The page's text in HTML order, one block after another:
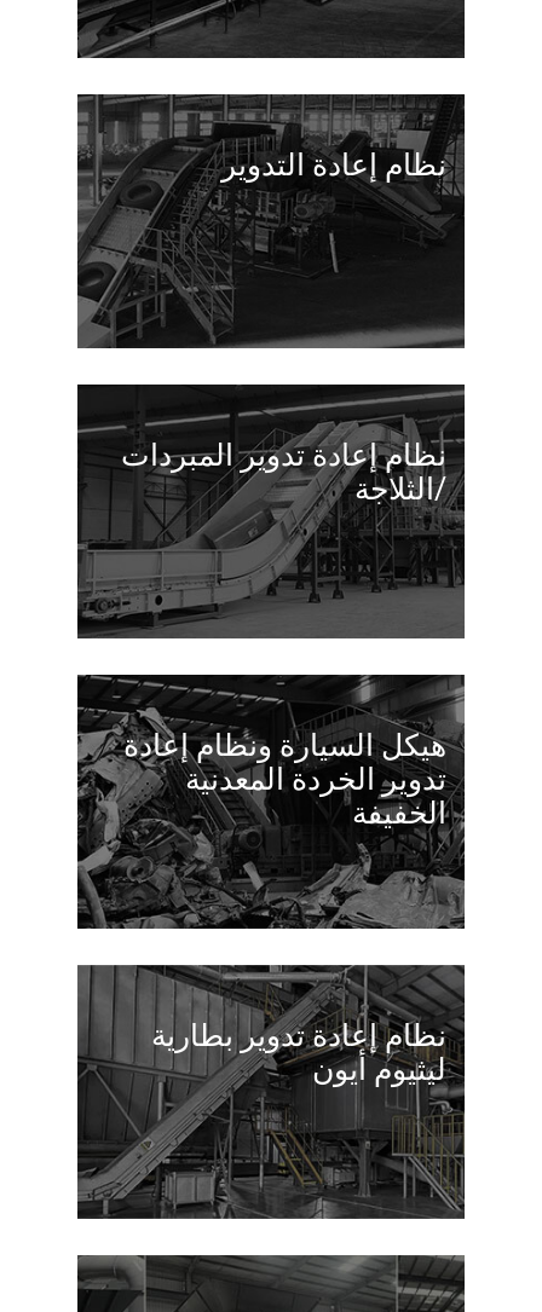
نظام إعادة التدوير
نظام إعادة تدوير المبردات
/الثلاجة
هيكل السيارة ونظام إعادة
تدوير الخردة المعدنية
الخفيفة
نظام إعادة تدوير بطارية
ليثيوم أيون